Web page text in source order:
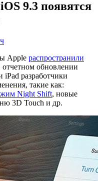
9.3 появятся
Apple распространили
обновлении
разработчики
такие как:
Night Shift, новые
3D Touch и др.